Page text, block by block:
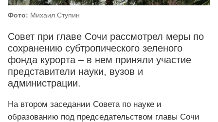
Фото: Михаил Ступин
Совет при главе Сочи рассмотрел меры по
сохранению субтропического зеленого
фонда курорта – в нем приняли участие
представители науки, вузов и
администрации.
На втором заседании Совета по науке и
образованию под председательством главы Сочи